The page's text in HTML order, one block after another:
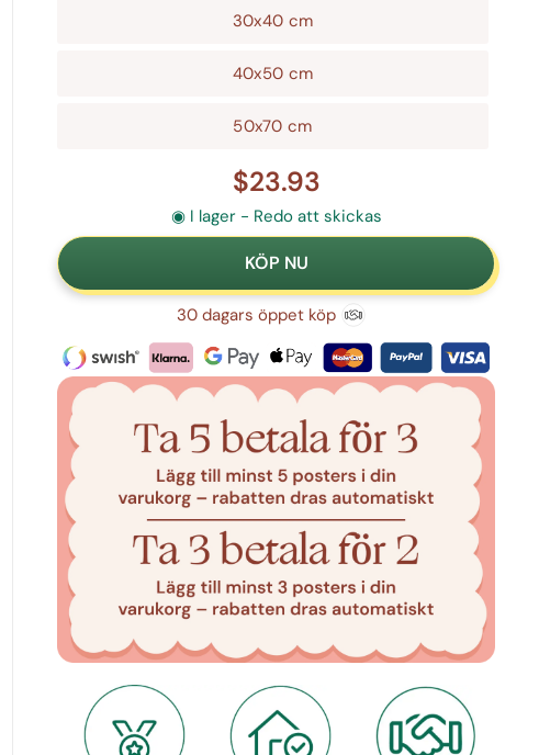
30x40 cm
40x50 cm
50x70 cm
$23.93
◉ I lager - Redo att skickas
30 dagars öppet köp